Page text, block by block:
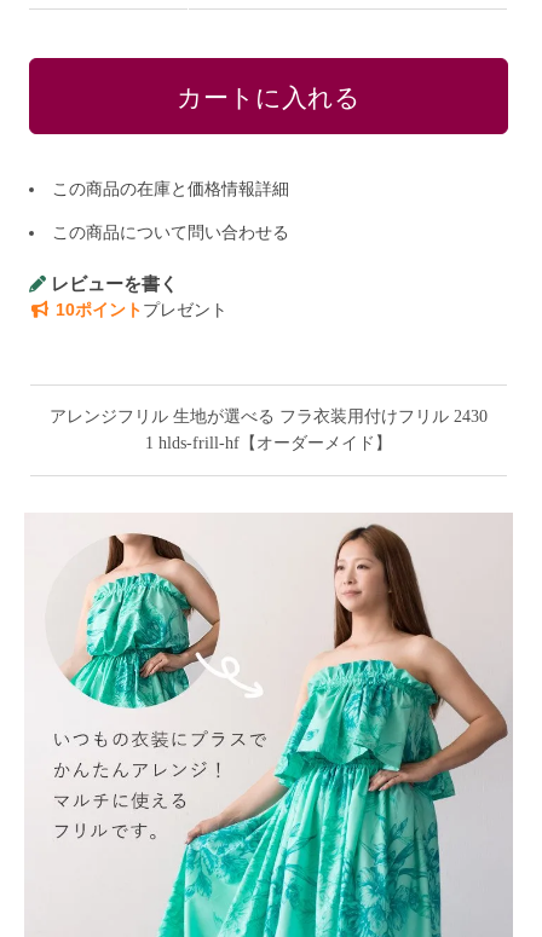
この商品の在庫と価格情報詳細
この商品について問い合わせる
レビューを書く
10ポイントプレゼント
アレンジフリル 生地が選べる フラ衣装用付けフリル 2430
1 hlds-frill-hf【オーダーメイド】